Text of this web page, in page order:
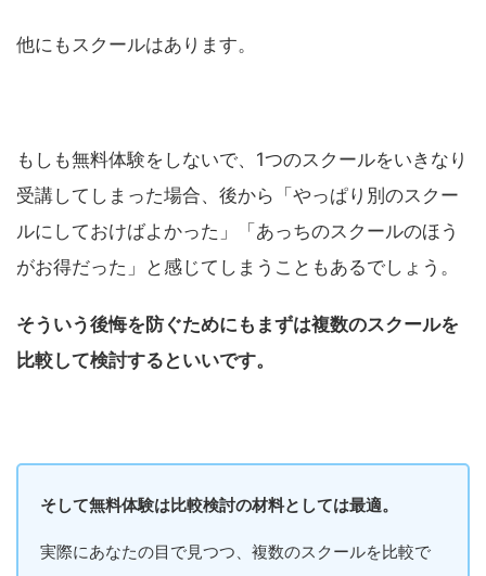
他にもスクールはあります。
もしも無料体験をしないで、1つのスクールをいきなり
受講してしまった場合、後から「やっぱり別のスクー
ルにしておけばよかった」「あっちのスクールのほう
がお得だった」と感じてしまうこともあるでしょう。
そういう後悔を防ぐためにもまずは複数のスクールを
比較して検討するといいです。
そして無料体験は比較検討の材料としては最適。
実際にあなたの目で見つつ、複数のスクールを比較で